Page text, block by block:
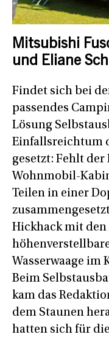
Mitsubishi
und Eliane
Findet sich bei
passendes
Lösung
Einfallsreichtum
gesetzt: Fehlt der
Wohnmobil-
Teilen in einer
Hickhack mit
Wasserwaage im
Beim
kam das
dem Staunen
hatten sich für